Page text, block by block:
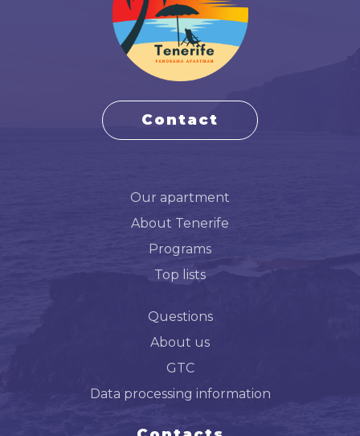
Contact
Our apartment
About Tenerife
Programs
Top lists
Questions
About us
GTC
Data processing information